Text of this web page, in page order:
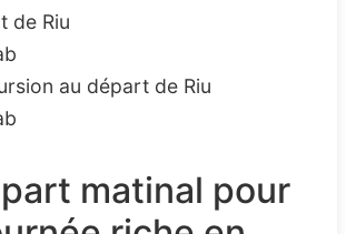
matinal pour